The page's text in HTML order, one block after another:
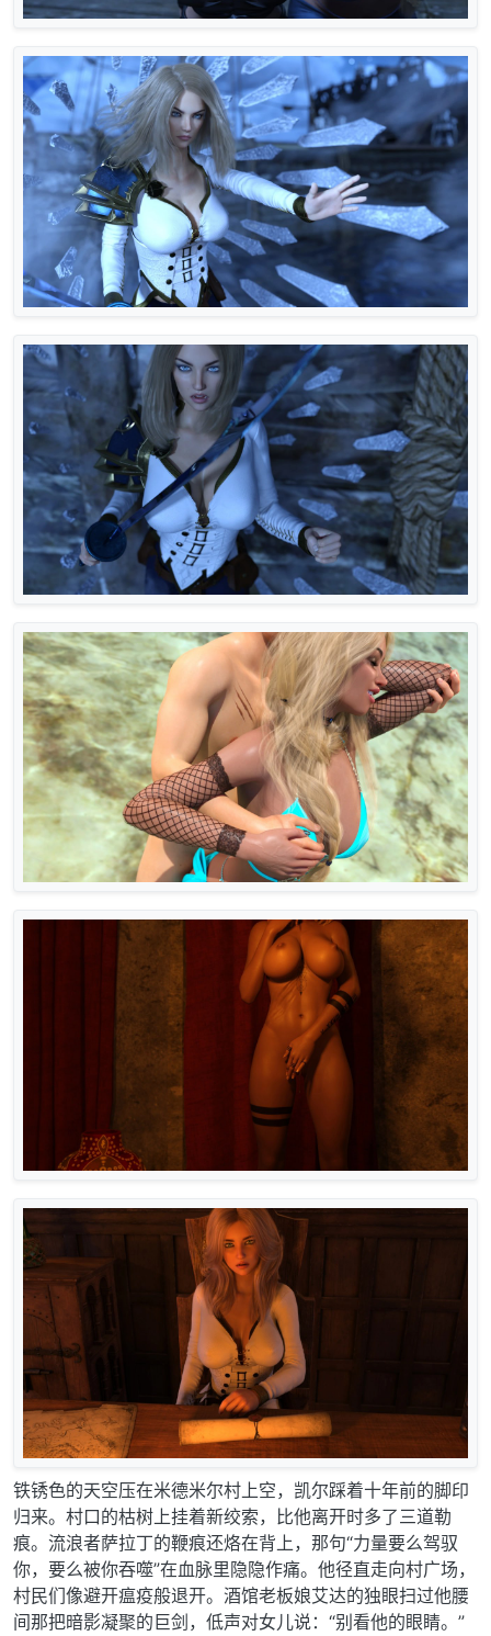
铁锈色的天空压在米德米尔村上空，凯尔踩着十年前的脚印
归来。村口的枯树上挂着新绞索，比他离开时多了三道勒
痕。流浪者萨拉丁的鞭痕还烙在背上，那句“力量要么驾驭
你，要么被你吞噬”在血脉里隐隐作痛。他径直走向村广场，
村民们像避开瘟疫般退开。酒馆老板娘艾达的独眼扫过他腰
间那把暗影凝聚的巨剑，低声对女儿说：“别看他的眼睛。”